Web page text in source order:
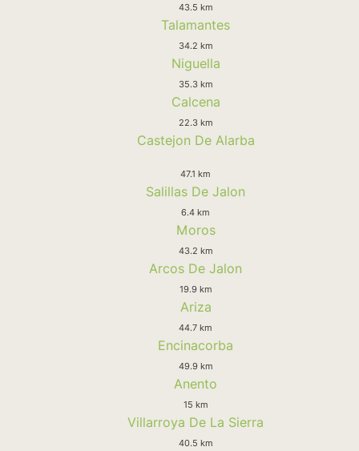
43.5 km
Talamantes
34.2 km
Niguella
35.3 km
Calcena
22.3 km
Castejon De Alarba
47.1 km
Salillas De Jalon
6.4 km
Moros
43.2 km
Arcos De Jalon
19.9 km
Ariza
44.7 km
Encinacorba
49.9 km
Anento
15 km
Villarroya De La Sierra
40.5 km